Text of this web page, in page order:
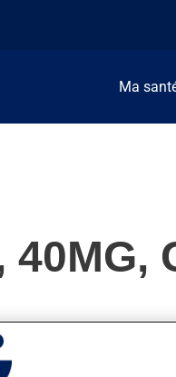
Ma
40MG,
on l'utilise